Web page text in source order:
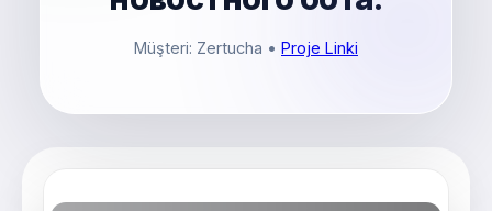
Müşteri: Zertucha • Proje Linki